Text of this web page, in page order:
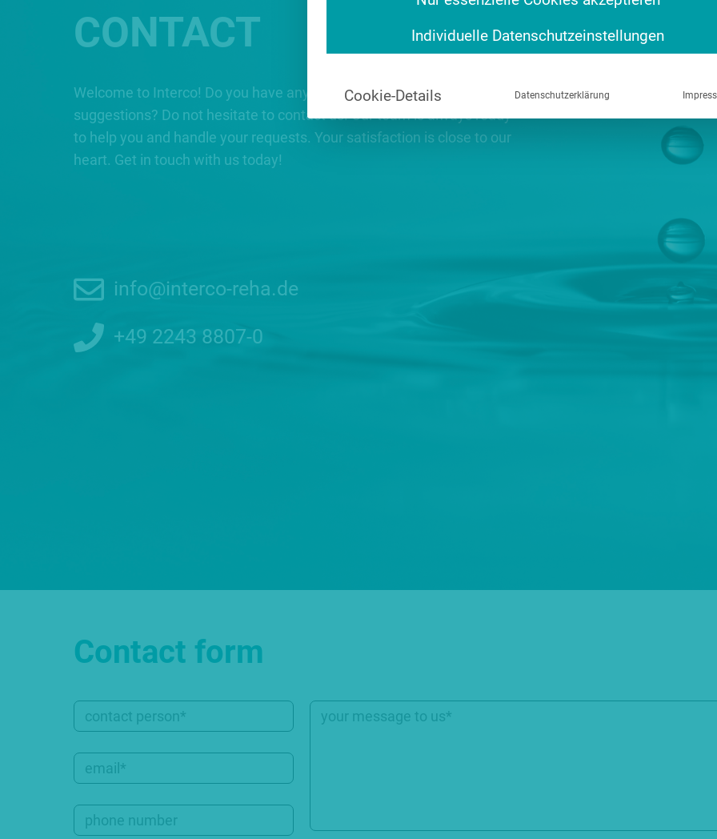
CONTACT
Welcome to Interco! Do you have any questions, requests or
suggestions? Do not hesitate to contact us. Our team is always ready
to help you and handle your requests. Your satisfaction is close to our
heart. Get in touch with us today!
info@interco-reha.de
+49 2243 8807-0
Contact form
Individuelle Datenschutzeinstellungen
Cookie-Details Datenschutzerklärung